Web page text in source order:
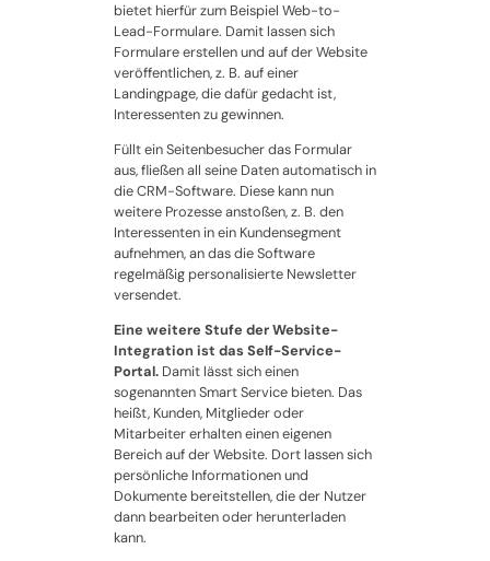
bietet hierfür zum Beispiel Web-to-
Lead-Formulare. Damit lassen sich
Formulare erstellen und auf der Website
veröffentlichen, z. B. auf einer
Landingpage, die dafür gedacht ist,
Interessenten zu gewinnen.
Füllt ein Seitenbesucher das Formular
aus, fließen all seine Daten automatisch in
die CRM-Software. Diese kann nun
weitere Prozesse anstoßen, z. B. den
Interessenten in ein Kundensegment
aufnehmen, an das die Software
regelmäßig personalisierte Newsletter
versendet.
Eine weitere Stufe der Website-
Integration ist das Self-Service-
Portal. Damit lässt sich einen
sogenannten Smart Service bieten. Das
heißt, Kunden, Mitglieder oder
Mitarbeiter erhalten einen eigenen
Bereich auf der Website. Dort lassen sich
persönliche Informationen und
Dokumente bereitstellen, die der Nutzer
dann bearbeiten oder herunterladen
kann.